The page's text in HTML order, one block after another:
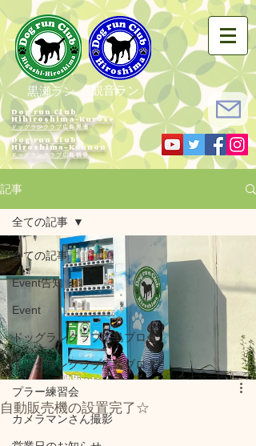
黒瀬ラン 観音ラン
Dog run Club
Hihiroshima-Kurose
ドッグランクラブ広島黒瀬
Dog run Club
Hiroshima-Kannon
​ドッグランクラブ広島観音
記事
全ての記事
Event告知
Event
ドッグランクラブ広島ブログ
ドッグランクラブ広島ブログ
プラー練習会
カメラマンさん撮影
全ての記事
自動販売機の設置完了☆